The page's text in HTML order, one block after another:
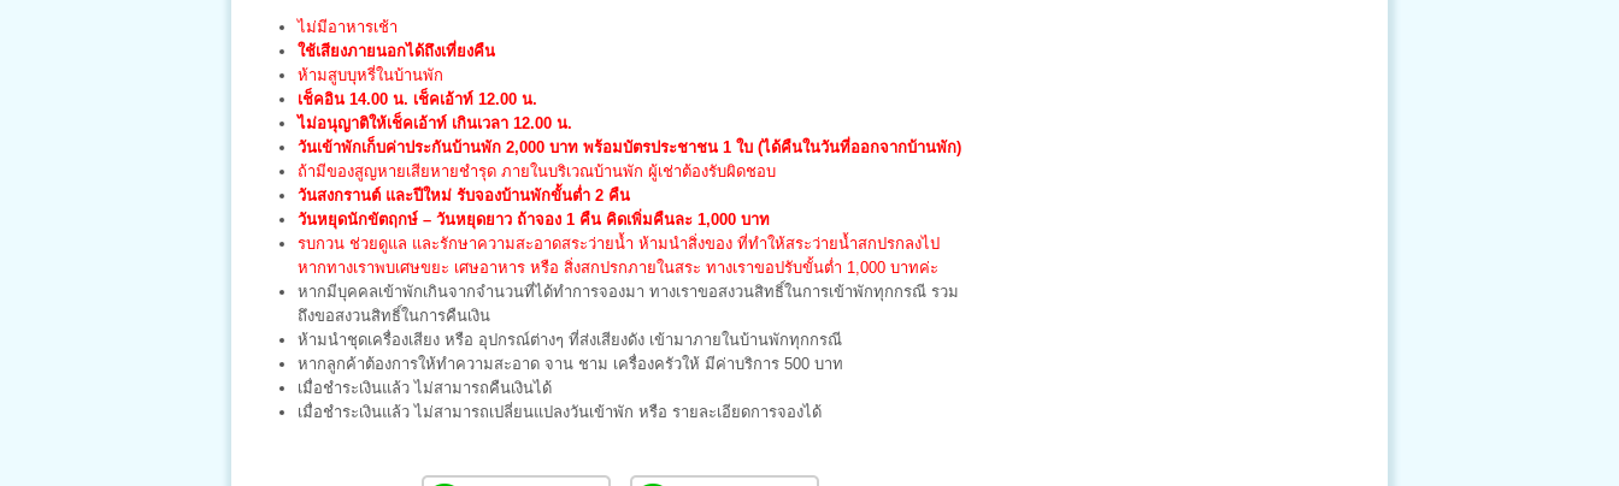
ไม่มีอาหารเช้า
ใช้เสียงภายนอกได้ถึงเที่ยงคืน
ห้ามสูบบุหรี่ในบ้านพัก
เช็คอิน 14.00 น. เช็คเอ้าท์ 12.00 น.
ไม่อนุญาติให้เช็คเอ้าท์ เกินเวลา 12.00 น.
วันเข้าพักเก็บค่าประกันบ้านพัก 2,000 บาท พร้อมบัตรประชาชน 1 ใบ (ได้คืนในวันที่ออกจากบ้านพัก)
ถ้ามีของสูญหายเสียหายชำรุด ภายในบริเวณบ้านพัก ผู้เช่าต้องรับผิดชอบ
วันสงกรานต์ และปีใหม่ รับจองบ้านพักขั้นต่ำ 2 คืน
วันหยุดนักขัตฤกษ์ – วันหยุดยาว ถ้าจอง 1 คืน คิดเพิ่มคืนละ 1,000 บาท
รบกวน ช่วยดูแล และรักษาความสะอาดสระว่ายน้ำ ห้ามนำสิ่งของ ที่ทำให้สระว่ายน้ำสกปรกลงไป
หากทางเราพบเศษขยะ เศษอาหาร หรือ สิ่งสกปรกภายในสระ ทางเราขอปรับขั้นต่ำ 1,000 บาทค่ะ
หากมีบุคคลเข้าพักเกินจากจำนวนที่ได้ทำการจองมา ทางเราขอสงวนสิทธิ์ในการเข้าพักทุกกรณี รวม
ถึงขอสงวนสิทธิ์ในการคืนเงิน
ห้ามนำชุดเครื่องเสียง หรือ อุปกรณ์ต่างๆ ที่ส่งเสียงดัง เข้ามาภายในบ้านพักทุกกรณี
หากลูกค้าต้องการให้ทำความสะอาด จาน ชาม เครื่องครัวให้ มีค่าบริการ 500 บาท
เมื่อชำระเงินแล้ว ไม่สามารถคืนเงินได้
เมื่อชำระเงินแล้ว ไม่สามารถเปลี่ยนแปลงวันเข้าพัก หรือ รายละเอียดการจองได้